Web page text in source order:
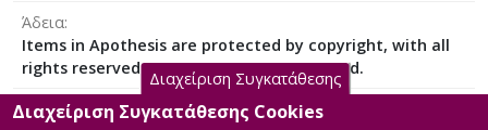
prospective agencies. The fifth research question
observes the attitude of eligible borrowers towards
the financing selection procedures for the execution of
infrastructure projects. In this part, the possibility of
choosing a funding agency is initially checked and the
Άδεια
Items in Apothesis are protected by copyright, with all
rights reserved, unless otherwise indicated.
Διαχείριση Συγκατάθεσης
Διαχείριση Συγκατάθεσης Cookies